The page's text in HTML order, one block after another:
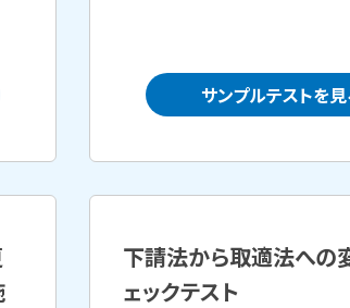
サンプルテストを
下請法から取適法への
ェックテスト